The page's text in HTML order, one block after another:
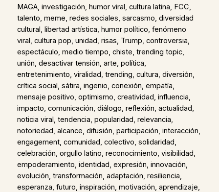
MAGA, investigación, humor viral, cultura latina, FCC,
talento, meme, redes sociales, sarcasmo, diversidad
cultural, libertad artística, humor político, fenómeno
viral, cultura pop, unidad, risas, Trump, controversia,
espectáculo, medio tiempo, chiste, trending topic,
unión, desactivar tensión, arte, política,
entretenimiento, viralidad, trending, cultura, diversión,
crítica social, sátira, ingenio, conexión, empatía,
mensaje positivo, optimismo, creatividad, influencia,
impacto, comunicación, diálogo, reflexión, actualidad,
noticia viral, tendencia, popularidad, relevancia,
notoriedad, alcance, difusión, participación, interacción,
engagement, comunidad, colectivo, solidaridad,
celebración, orgullo latino, reconocimiento, visibilidad,
empoderamiento, identidad, expresión, innovación,
evolución, transformación, adaptación, resiliencia,
esperanza, futuro, inspiración, motivación, aprendizaje,